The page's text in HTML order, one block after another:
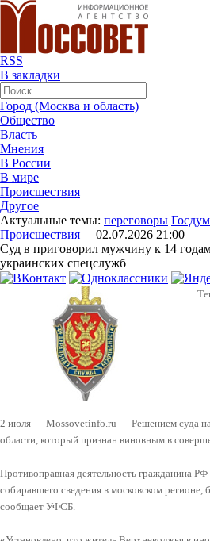
RSS
В закладки
Город (Москва и область)
Общество
Власть
Мнения
В России
В мире
Происшествия
Другое
Актуальные темы: переговоры
Происшествия 02.07.2026 21:00
Суд в приговорил мужчину к 14
украинских спецслужб
2 июля — Mossovetinfo.ru — Решением суда
области, который признан виновным в
Противоправная деятельность гражданина
собиравшего сведения в московском
сообщает УФСБ.